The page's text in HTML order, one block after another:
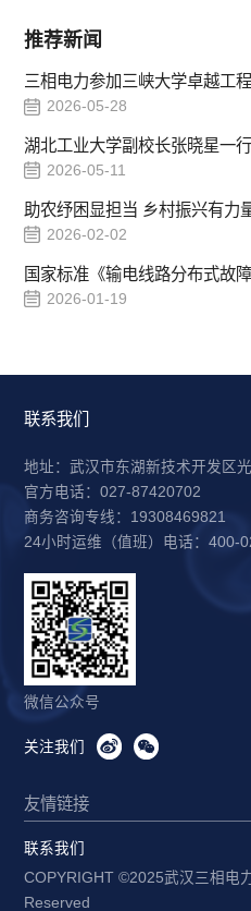
推荐新闻
三相电力参加三峡大学卓越工
2026-05-28
2026-05-11
2026-02-02
2026-01-19
联系我们
地址：武汉市东湖新技术开发区
官方电话：027-87420702
商务咨询专线：19308469821
24小时运维（值班）电话：400-
微信公众号
关注我们
友情链接
联系我们
COPYRIGHT ©2025武汉三相电
Reserved